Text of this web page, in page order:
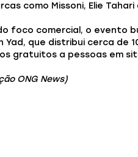
como Missoni, Elie
foco comercial, o evento
Yad, que distribui cerca de
gratuitos a pessoas em
ONG News)